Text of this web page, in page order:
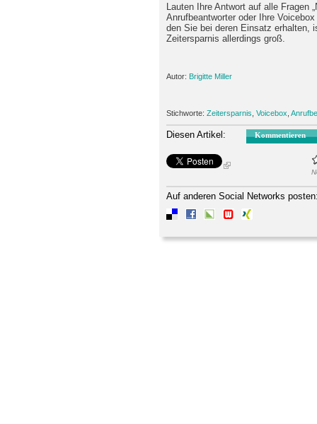
Lauten Ihre Antwort auf alle Fragen
Anrufbeantworter oder Ihre
den Sie bei deren Einsatz erhalten,
Zeitersparnis allerdings groß.
Autor: Brigitte Miller
Stichworte: Zeitersparnis Voicebox
Diesen Artikel: Kommentieren
Auf anderen Social Networks